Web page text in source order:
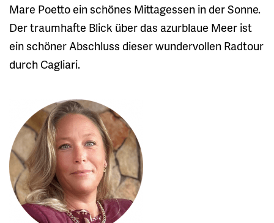
Mare Poetto ein schönes Mittagessen in der Sonne.
Der traumhafte Blick über das azurblaue Meer ist
ein schöner Abschluss dieser wundervollen Radtour
durch Cagliari.